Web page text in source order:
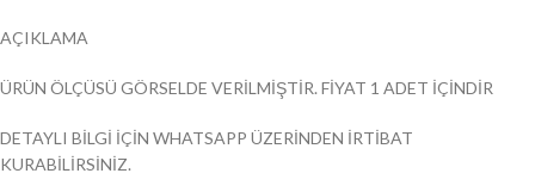
AÇIKLAMA
ÜRÜN ÖLÇÜSÜ GÖRSELDE VERİLMİŞTİR. FİYAT 1 ADET İÇİNDİR
DETAYLI BİLGİ İÇİN WHATSAPP ÜZERİNDEN İRTİBAT
KURABİLİRSİNİZ.